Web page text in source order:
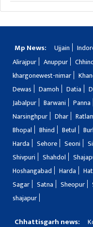
Mp News: Ujjain
Alirajpur
Anuppur
khargonewest-nimar
Dewas
Damoh Datia
Jabalpur
Barwani Panna
Narsinghpur
Dhar
Bhopal
Bhind Betul
Harda
Sehore Seoni
Shivpuri
Shahdol
Hoshangabad
Harda
Sagar
Satna Sheopur
shajapur
Chhattisgarh news: